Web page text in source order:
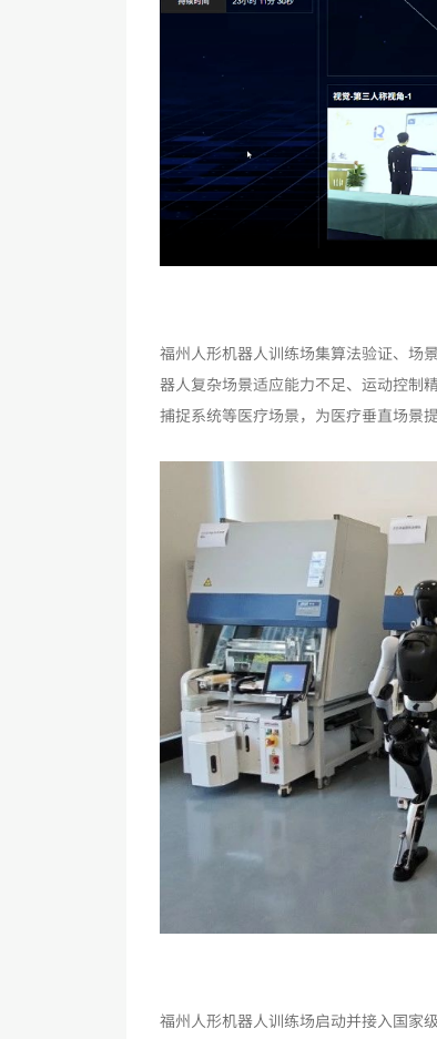
福州人形机器人训练场集算法验证、场
器人复杂场景适应能力不足、运动控制
捕捉系统等医疗场景，为医疗垂直场景
福州人形机器人训练场启动并接入国家